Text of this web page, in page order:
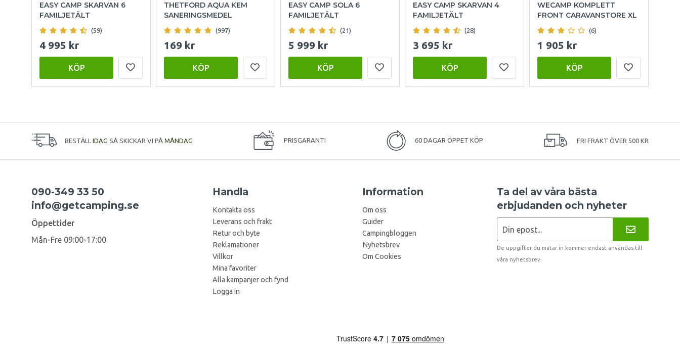
EASY CAMP SKARVAN 6
FAMILJETÄLT
(59)
4 995 kr
KÖP
THETFORD AQUA KEM
SANERINGSMEDEL
(997)
169 kr
KÖP
EASY CAMP SOLA 6
FAMILJETÄLT
(21)
5 999 kr
KÖP
EASY CAMP SKARVAN 4
FAMILJETÄLT
(28)
3 695 kr
KÖP
WECAMP KOMPLETT
FRONT CARAVANSTORE XL
(6)
1 905 kr
KÖP
BESTÄLL IDAG SÅ SKICKAR VI PÅ MÅNDAG PRISGARANTI 60 DAGAR ÖPPET KÖP FRI FRAKT ÖVER 500 KR
090-349 33 50
info@getcamping.se
Öppettider
Mån-Fre 09:00-17:00
Handla
Kontakta oss
Leverans och frakt
Retur och byte
Reklamationer
Villkor
Mina favoriter
Alla kampanjer och fynd
Logga in
Information
Om oss
Guider
Campingbloggen
Nyhetsbrev
Om Cookies
Ta del av våra bästa
erbjudanden och nyheter
De uppgifter du matar in kommer endast användas till
våra nyhetsbrev.